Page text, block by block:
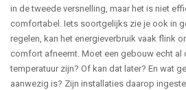
in de tweede versnelling, maar het is niet
comfortabel. Iets soortgelijks zie je ook in
regelen, kan het energieverbruik vaak flink
comfort afneemt. Moet een gebouw echt al
temperatuur zijn? Of kan dat later? En wat
aanwezig is? Zijn installaties daarop